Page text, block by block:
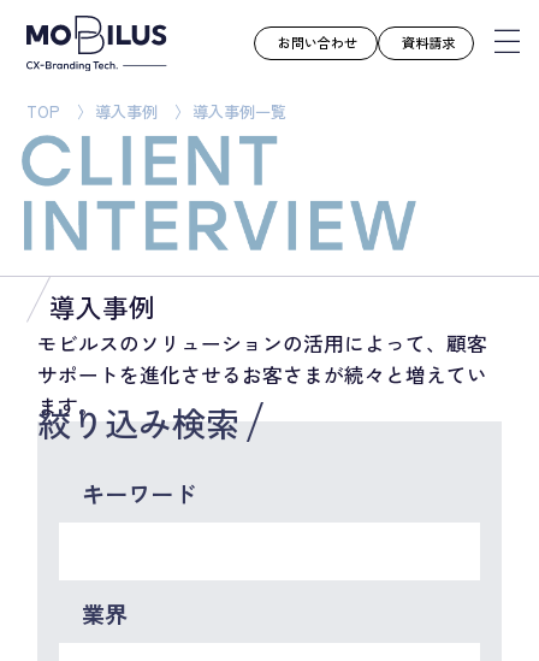
モビルスとは
サービス
導入事例
ユースケース
お知らせ
セミナー
お役立ち資料
採用情報
CX向上情報サイト
お問い合わせ 資料請求
TOP 導入事例 導入事例一覧
導入事例
モビルスのソリューションの活用によって、顧客
サポートを進化させるお客さまが続々と増えてい
ます。
絞り込み検索
キーワード
業界